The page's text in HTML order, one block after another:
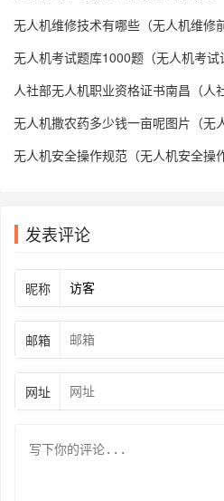
无人机考试题库1000题（无人机考试
发表评论
昵称
邮箱
网址